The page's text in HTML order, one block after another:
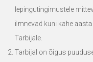
lepingutingimustele
ilmnevad kuni kahe
Tarbijale.
Tarbijal on õigus